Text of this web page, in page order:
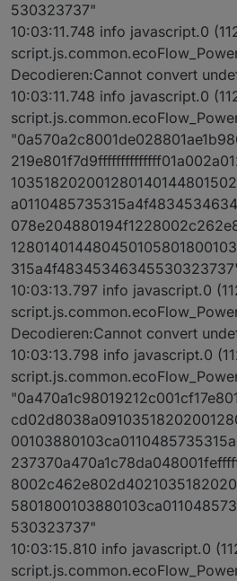
530323737"
10:03:11.748 info javascript.0
Decodieren:Cannot convert
10:03:11.748 info javascript.0
10:03:13.797 info javascript.0
Decodieren:Cannot convert
10:03:13.798 info javascript.0
530323737"
10:03:15.810 info javascript.0